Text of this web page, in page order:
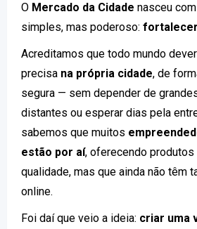
O Mercado da Cidade nasceu
simples, mas poderoso:
Acreditamos que todo mundo
precisa na própria cidade, de
segura — sem depender de
distantes ou esperar dias pela
sabemos que muitos
estão por aí, oferecendo
qualidade, mas que ainda não têm
online.
Foi daí que veio a ideia: criar uma